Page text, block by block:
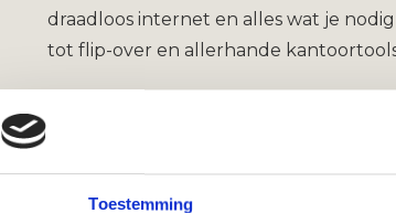
Toestemming
draadloos internet en alles wat je
tot flip-over en allerhande